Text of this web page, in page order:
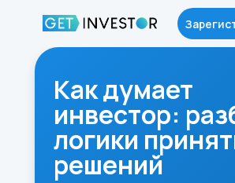
Как думает
инвестор:
логики
решений